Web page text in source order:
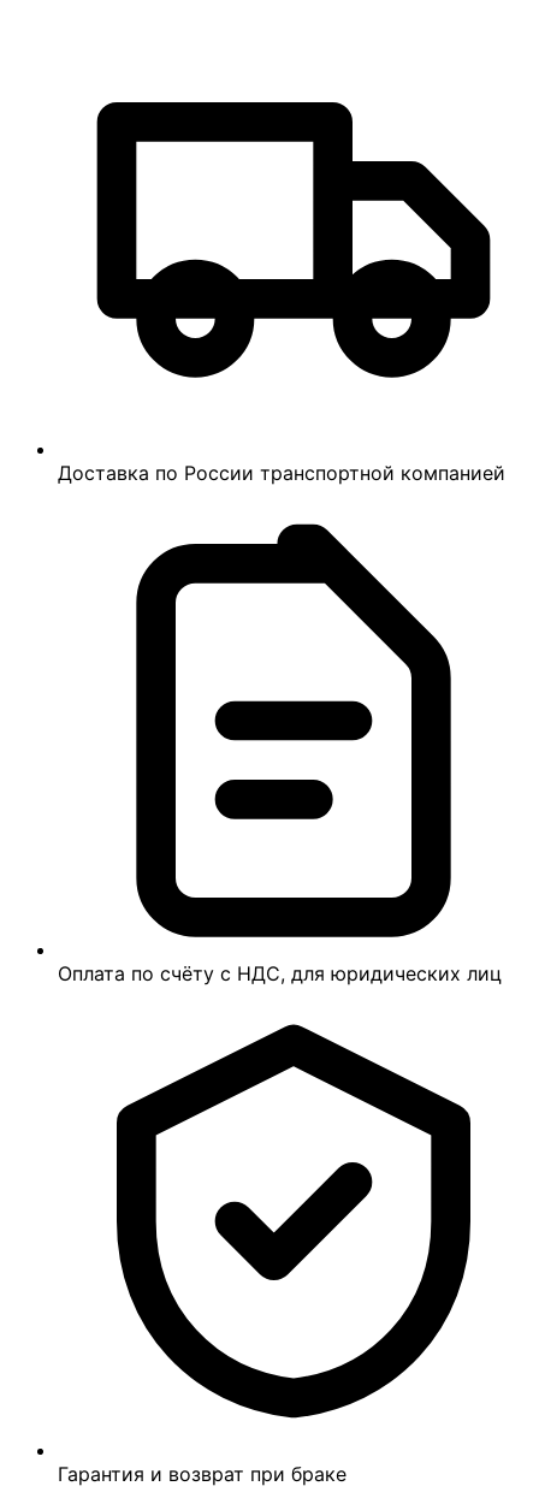
Доставка по России транспортной компанией
Оплата по счёту с НДС, для юридических лиц
Гарантия и возврат при браке